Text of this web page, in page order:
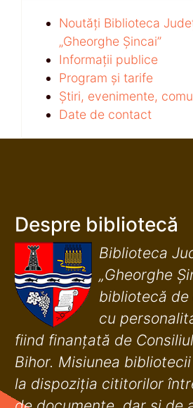
Noutăți Biblioteca
„Gheorghe Șincai”
Informații publice
Program și tarife
Știri, evenimente,
Date de contact
Despre bibliotecă
Biblioteca
„Gheorghe
bibliotecă
cu
fiind finanţată de
Bihor. Misiunea
la dispoziţia cititorilor